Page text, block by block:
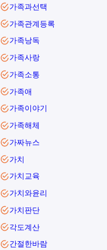
가족과선택
가족관계등록
가족낭독
가족사랑
가족소통
가족애
가족이야기
가족해체
가짜뉴스
가치
가치교육
가치와윤리
가치판단
각도계산
간절한바람